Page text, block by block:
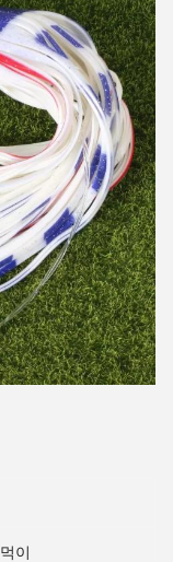
이